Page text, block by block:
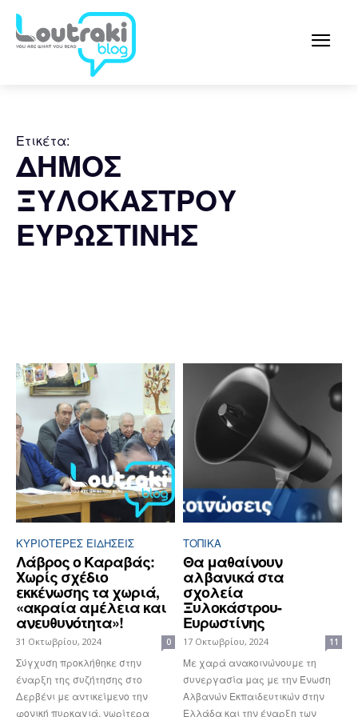
Ετικέτα:
ΔΗΜΟΣ
ΞΥΛΟΚΑΣΤΡΟΥ
ΕΥΡΩΣΤΙΝΗΣ
ΚΥΡΙΌΤΕΡΕΣ ΕΙΔΉΣΕΙΣ
Λάβρος ο Καραβάς:
Χωρίς σχέδιο
εκκένωσης τα χωριά,
«ακραία αμέλεια και
ανευθυνότητα»!
31 Οκτωβρίου, 2024 0
Σύγχυση προκλήθηκε στην
έναρξη της συζήτησης στο
Δερβένι με αντικείμενο την
φονική πυρκαγιά, νωρίτερα
ΤΟΠΙΚΑ
Θα μαθαίνουν
αλβανικά στα
σχολεία
Ξυλοκάστρου-
Ευρωστίνης
17 Οκτωβρίου, 2024 11
Με χαρά ανακοινώνουμε τη
συνεργασία μας με την Ένωση
Αλβανών Εκπαιδευτικών στην
Ελλάδα και την έναρξη των